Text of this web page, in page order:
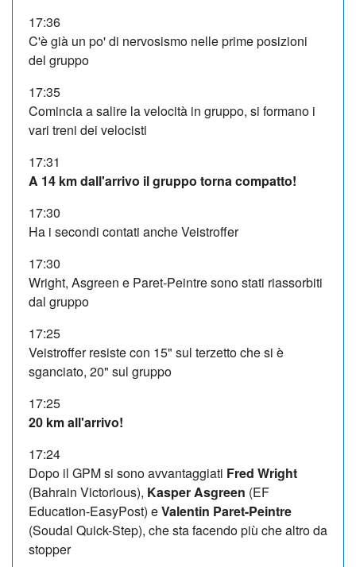
17:36
C'è già un po' di nervosismo nelle prime posizioni
del gruppo
17:35
Comincia a salire la velocità in gruppo, si formano i
vari treni dei velocisti
17:31
A 14 km dall'arrivo il gruppo torna compatto!
17:30
Ha i secondi contati anche Veistroffer
17:30
Wright, Asgreen e Paret-Peintre sono stati riassorbiti
dal gruppo
17:25
Veistroffer resiste con 15" sul terzetto che si è
sganciato, 20" sul gruppo
17:25
20 km all'arrivo!
17:24
Dopo il GPM si sono avvantaggiati Fred Wright
(Bahrain Victorious), Kasper Asgreen (EF
Education-EasyPost) eValentin Paret-Peintre
(Soudal Quick-Step), che sta facendo più che altro da
stopper